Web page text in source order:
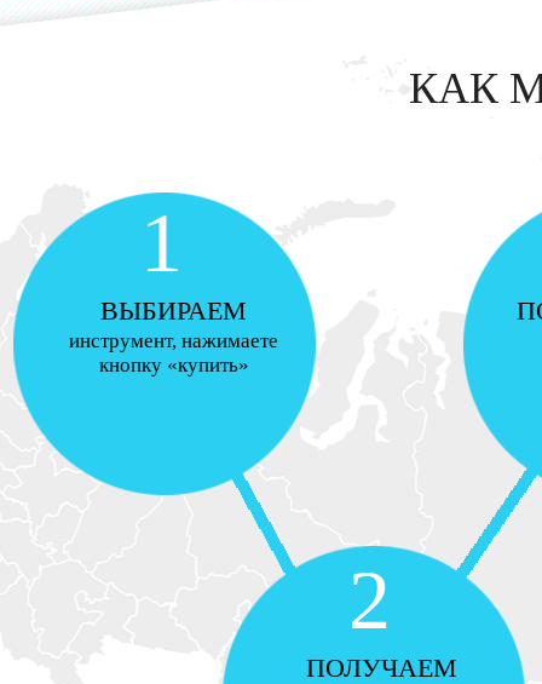
КАК
1
ВЫБИРАЕМ
инструмент, нажимаете
кнопку «купить»
2
ПОЛУЧАЕМ